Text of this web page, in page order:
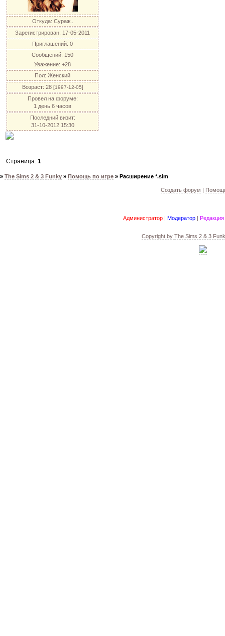
Откуда: Сураж..
Зарегистрирован: 17-05-2011
Приглашений: 0
Сообщений: 150
Уважение: +28
Пол: Женский
Возраст: 28 [1997-12-05]
Провел на форуме:
1 день 6 часов
Последний визит:
31-10-2012 15:30
Страница:1
» The Sims 2 & 3 Funky » Помощь по игре » Расширение *.sim
Создать форум |
Администратор | Модератор | Редакция
Copyright by The Sims 2 & 3